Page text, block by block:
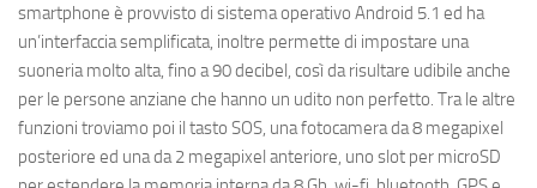
smartphone è provvisto di sistema operativo Android 5.1 ed ha
un’interfaccia semplificata, inoltre permette di impostare una
suoneria molto alta, fino a 90 decibel, così da risultare udibile anche
per le persone anziane che hanno un udito non perfetto. Tra le altre
funzioni troviamo poi il tasto SOS, una fotocamera da 8 megapixel
posteriore ed una da 2 megapixel anteriore, uno slot per microSD